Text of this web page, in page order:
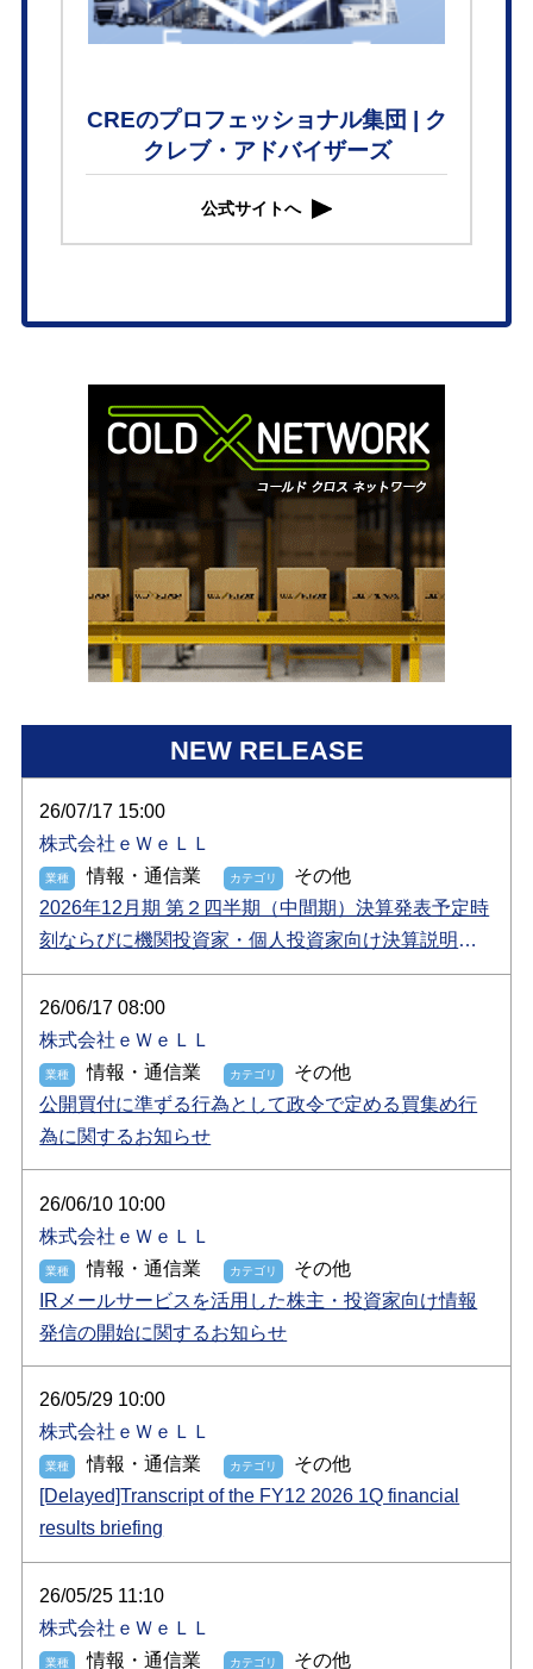
CREのプロフェッショナル集団 | ク
クレブ・アドバイザーズ
公式サイトへ
NEW RELEASE
26/07/17 15:00
株式会社ｅＷｅＬＬ
情報・通信業
その他
2026年12月期 第２四半期（中間期）決算発表予定時
刻ならびに機関投資家・個人投資家向け決算説明会
開催に関するお知らせ
26/06/17 08:00
株式会社ｅＷｅＬＬ
情報・通信業
その他
公開買付に準ずる行為として政令で定める買集め行
為に関するお知らせ
26/06/10 10:00
株式会社ｅＷｅＬＬ
情報・通信業
その他
IRメールサービスを活用した株主・投資家向け情報
発信の開始に関するお知らせ
26/05/29 10:00
株式会社ｅＷｅＬＬ
情報・通信業
その他
[Delayed]Transcript of the FY12 2026 1Q financial
results briefing
26/05/25 11:10
株式会社ｅＷｅＬＬ
情報・通信業
その他